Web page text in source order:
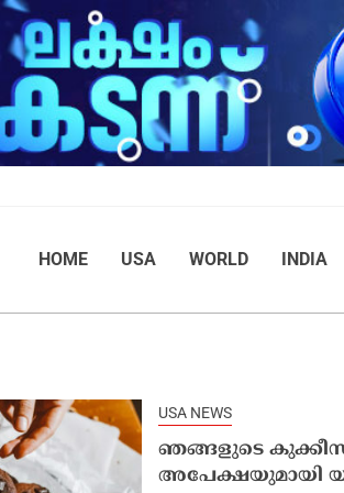
HOME USA WORLD INDIA
USA NEWS
ഞങ്ങളുടെ
അപേക്ഷയുമായി